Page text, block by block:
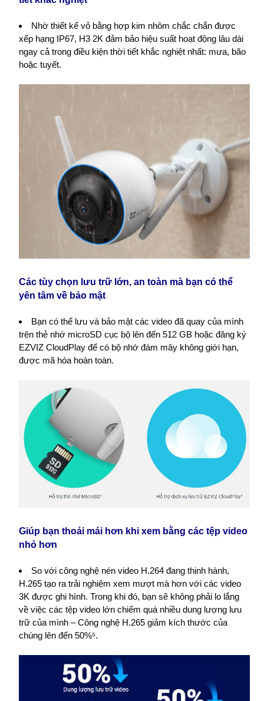
Nhờ thiết kế vỏ bằng hợp kim nhôm chắc chắn được
xếp hạng IP67, H3 2K đảm bảo hiệu suất hoạt động lâu dài
ngay cả trong điều kiện thời tiết khắc nghiệt nhất: mưa, bão
hoặc tuyết.
Các tùy chọn lưu trữ lớn, an toàn mà bạn có thể
yên tâm về bảo mật
Bạn có thể lưu và bảo mật các video đã quay của mình
trên thẻ nhớ microSD cục bộ lên đến 512 GB hoặc đăng ký
EZVIZ CloudPlay để có bộ nhớ đám mây không giới hạn,
được mã hóa hoàn toàn.
Giúp bạn thoải mái hơn khi xem bằng các tệp video
nhỏ hơn
So với công nghệ nén video H.264 đang thịnh hành,
H.265 tạo ra trải nghiệm xem mượt mà hơn với các video
3K được ghi hình. Trong khi đó, bạn sẽ không phải lo lắng
về việc các tệp video lớn chiếm quá nhiều dung lượng lưu
trữ của mình – Công nghệ H.265 giảm kích thước của
chúng lên đến 50%⁵.